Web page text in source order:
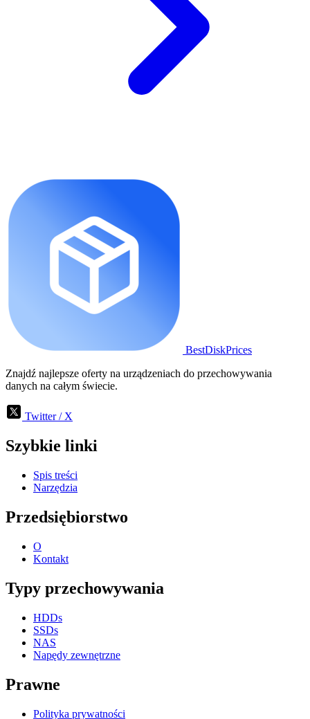
BestDiskPrices
Znajdź najlepsze oferty na urządzeniach do przechowywania
danych na całym świecie.
Twitter / X
Szybkie linki
Spis treści
Narzędzia
Przedsiębiorstwo
O
Kontakt
Typy przechowywania
HDDs
SSDs
NAS
Napędy zewnętrzne
Prawne
Polityka prywatności